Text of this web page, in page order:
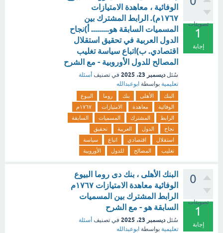
تصويتات
1
إجابة
الوفائية ، معاهدة الامتيازات
١٧٦٧م). الرابط المشترك بين
المسميات السابقة هو......... أ)نجاح
الدول العربية في تحقيق استقلال
اقتصادي. ب)اتباع سياسة تغليب
المصالح للدول الأوروبية - مع الشرح
سُئل ديسمبر 23، 2025 في تصنيف أسئلة
تعليمية بواسطة ابوعبدالله
البنك الأهلى بنك روما
البيوع
الوفائية
معاهدة الامتيازات
١٧٦٧م
الرابط
المشترك المسميات
السابقة
نجاح
الدول العربية
تحقيق
استقلال
اقتصادي اتباع
سياسة
تغليب
المصالح للدول الأوروبية
0
تصويتات
1
إجابة
البنك الأهلى ، بنك دى روما البيوع
الوفائية معاهدة الامتيازات ١٧٦٧م
الرابط المشترك بين المسميات
السابقة هو - مع الشرح
سُئل ديسمبر 23، 2025 في تصنيف أسئلة
تعليمية بواسطة ابوعبدالله